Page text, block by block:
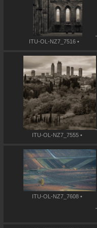
ITU-OL-NZ7_7516 •
ITU-OL-NZ7_7555 •
ITU-OL-NZ7_7608 •